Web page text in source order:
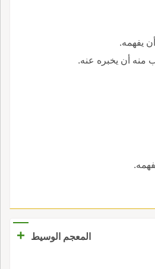
يفهمه.
منه أن يخبره عنه.
المعجم الوسيط +